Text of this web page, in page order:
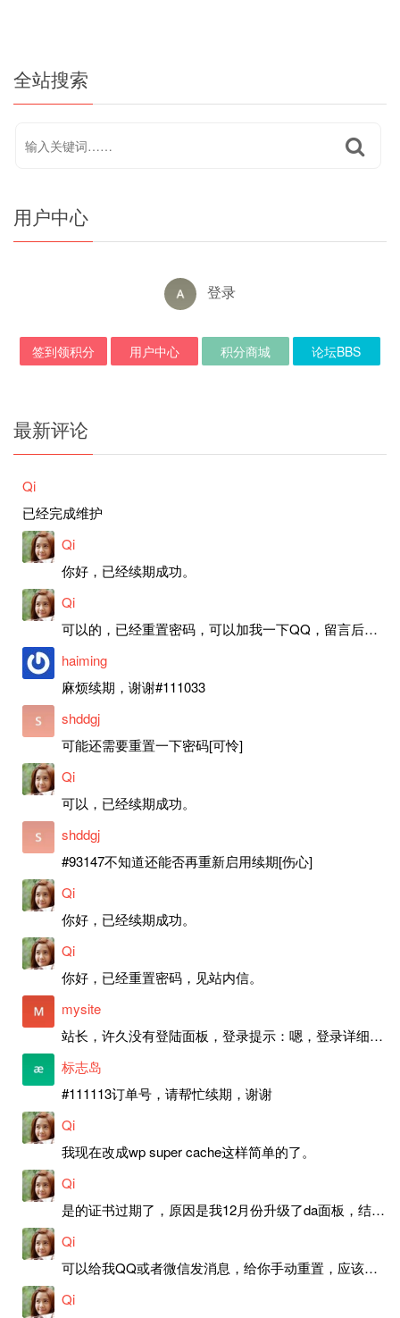
全站搜索
用户中心
登录
签到领积分 用户中心 积分商城 论坛BBS
最新评论
Qi
已经完成维护
Qi
你好，已经续期成功。
Qi
可以的，已经重置密码，可以加我一下QQ，留言后我就发密码给你。
haiming
麻烦续期，谢谢#111033
shddgj
可能还需要重置一下密码[可怜]
Qi
可以，已经续期成功。
shddgj
#93147不知道还能否再重新启用续期[伤心]
Qi
你好，已经续期成功。
Qi
你好，已经重置密码，见站内信。
mysite
站长，许久没有登陆面板，登录提示：嗯，登录详细信息似乎不正确。请重试。 网站还可以正常使用。如果是密码问题请帮忙重置一下密码。谢谢。订单号：97790，账号：aa20210950。 站长，提交了工单，你回复续期成功，不过我的问题是面部登陆信息有问题，一直是初始密码，现在无法登陆，有时间麻烦排查一下。
标志岛
#111113订单号，请帮忙续期，谢谢
Qi
我现在改成wp super cache这样简单的了。
Qi
是的证书过期了，原因是我12月份升级了da面板，结果后台证书就不更新了，目前还在排查问题。切换PHP版本现在没有了，因为DA新版不支持。
Qi
可以给我QQ或者微信发消息，给你手动重置，应该是服务器插件有问题了，这个wp的主题太老了，导致现在好多的问题，网站的签到功能也是因为这个原因导致的。
Qi